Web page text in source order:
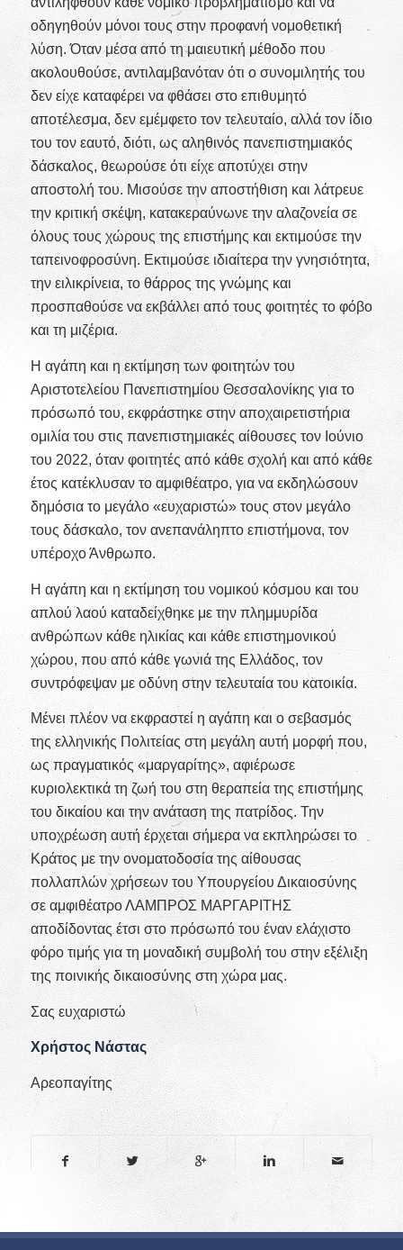
οδηγηθούν μόνοι τους στην προφανή νομοθετική
λύση. Όταν μέσα από τη μαιευτική μέθοδο που
ακολουθούσε, αντιλαμβανόταν ότι ο συνομιλητής του
δεν είχε καταφέρει να φθάσει στο επιθυμητό
αποτέλεσμα, δεν εμέμφετο τον τελευταίο, αλλά τον ίδιο
του τον εαυτό, διότι, ως αληθινός πανεπιστημιακός
δάσκαλος, θεωρούσε ότι είχε αποτύχει στην
αποστολή του. Μισούσε την αποστήθιση και λάτρευε
την κριτική σκέψη, κατακεραύνωνε την αλαζονεία σε
όλους τους χώρους της επιστήμης και εκτιμούσε την
ταπεινοφροσύνη. Εκτιμούσε ιδιαίτερα την γνησιότητα,
την ειλικρίνεια, το θάρρος της γνώμης και
προσπαθούσε να εκβάλλει από τους φοιτητές το φόβο
και τη μιζέρια.
Η αγάπη και η εκτίμηση των φοιτητών του
Αριστοτελείου Πανεπιστημίου Θεσσαλονίκης για το
πρόσωπό του, εκφράστηκε στην αποχαιρετιστήρια
ομιλία του στις πανεπιστημιακές αίθουσες τον Ιούνιο
του 2022, όταν φοιτητές από κάθε σχολή και από κάθε
έτος κατέκλυσαν το αμφιθέατρο, για να εκδηλώσουν
δημόσια το μεγάλο «ευχαριστώ» τους στον μεγάλο
τους δάσκαλο, τον ανεπανάληπτο επιστήμονα, τον
υπέροχο Άνθρωπο.
Η αγάπη και η εκτίμηση του νομικού κόσμου και του
απλού λαού καταδείχθηκε με την πλημμυρίδα
ανθρώπων κάθε ηλικίας και κάθε επιστημονικού
χώρου, που από κάθε γωνιά της Ελλάδος, τον
συντρόφεψαν με οδύνη στην τελευταία του κατοικία.
Μένει πλέον να εκφραστεί η αγάπη και ο σεβασμός
της ελληνικής Πολιτείας στη μεγάλη αυτή μορφή που,
ως πραγματικός «μαργαρίτης», αφιέρωσε
κυριολεκτικά τη ζωή του στη θεραπεία της επιστήμης
του δικαίου και την ανάταση της πατρίδος. Την
υποχρέωση αυτή έρχεται σήμερα να εκπληρώσει το
Κράτος με την ονοματοδοσία της αίθουσας
πολλαπλών χρήσεων του Υπουργείου Δικαιοσύνης
σε αμφιθέατρο ΛΑΜΠΡΟΣ ΜΑΡΓΑΡΙΤΗΣ
αποδίδοντας έτσι στο πρόσωπό του έναν ελάχιστο
φόρο τιμής για τη μοναδική συμβολή του στην εξέλιξη
της ποινικής δικαιοσύνης στη χώρα μας.
Σας ευχαριστώ
Χρήστος Νάστας
Αρεοπαγίτης